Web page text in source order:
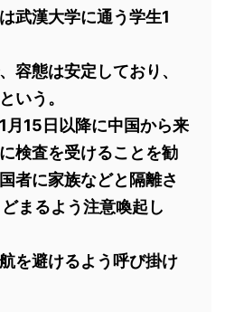
武漢大学に通う学生1
容態は安定しており、
いう。
月15日以降に中国から来
検査を受けることを勧
者に家族などと隔離さ
まるよう注意喚起し
を避けるよう呼び掛け